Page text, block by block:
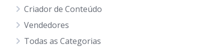
Criador de Conteúdo
Vendedores
Todas as Categorias